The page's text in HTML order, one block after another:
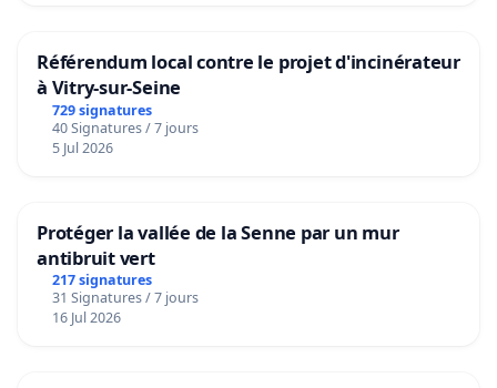
Référendum local contre le projet d'incinérateur
à Vitry-sur-Seine
729 signatures
40 Signatures / 7 jours
5 Jul 2026
Protéger la vallée de la Senne par un mur
antibruit vert
217 signatures
31 Signatures / 7 jours
16 Jul 2026